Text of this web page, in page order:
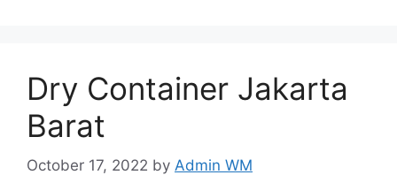
Dry Container Jakarta
Barat
October 17, 2022 by Admin WM